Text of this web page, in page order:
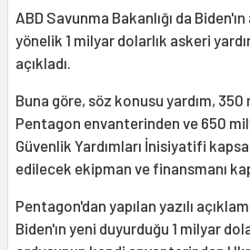
ABD Savunma Bakanlığı da
yönelik 1 milyar dolarlık askeri
açıkladı.
Buna göre, söz konusu yardım, 350
Pentagon envanterinden ve 650
Güvenlik Yardımları İnisiyatifi
edilecek ekipman ve finansmanı
Pentagon'dan yapılan yazılı
Biden'ın yeni duyurduğu 1 milyar